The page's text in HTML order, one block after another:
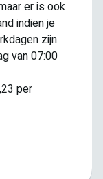
er is ook
indien je
zijn
van 07:00
per